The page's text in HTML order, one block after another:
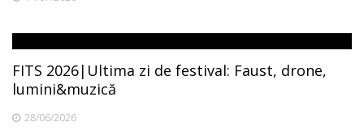
FITS 2026|Ultima zi de festival: Faust, drone,
lumini&muzică
28/06/2026